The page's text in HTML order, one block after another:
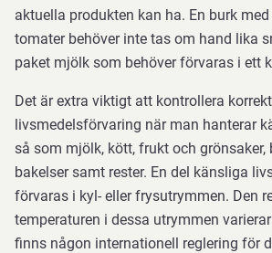
aktuella produkten kan ha. En burk
tomater behöver inte tas om hand lika
paket mjölk som behöver förvaras i ett
Det är extra viktigt att kontrollera korrekt
livsmedelsförvaring när man hanterar
så som mjölk, kött, frukt och grönsaker,
bakelser samt rester. En del känsliga
förvaras i kyl- eller frysutrymmen. Den
temperaturen i dessa utrymmen
finns någon internationell reglering för